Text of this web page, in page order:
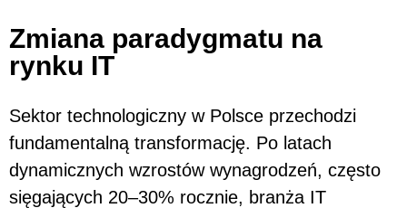
Zmiana paradygmatu na
rynku IT
Sektor technologiczny w Polsce przechodzi
fundamentalną transformację. Po latach
dynamicznych wzrostów wynagrodzeń, często
sięgających 20–30% rocznie, branża IT